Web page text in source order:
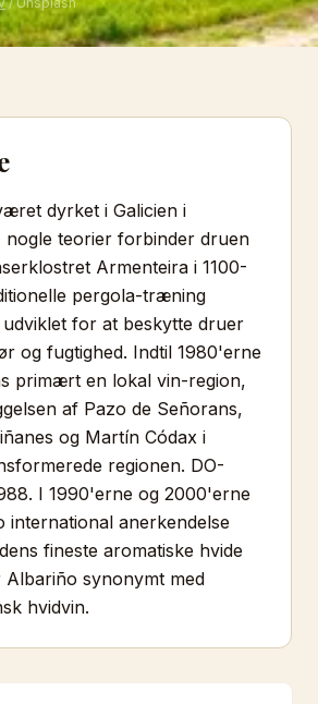
dyrket i Galicien i
teorier forbinder druen
Armenteira i 1100-
pergola-træning
for at beskytte druer
og fugtighed. Indtil 1980'erne
primært en lokal vin-region,
af Pazo de Señorans,
og Martín Códax i
regionen. DO-
I 1990'erne og 2000'erne
international anerkendelse
fineste aromatiske hvide
Albariño synonymt med
hvidvin.